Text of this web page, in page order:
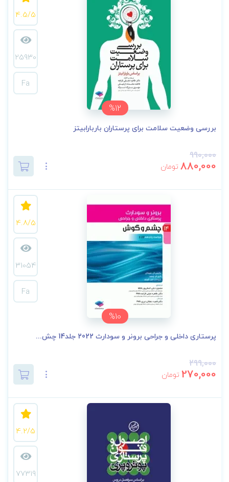
%12
4.5/5
25930
Fa
بررسی وضعیت سلامت برای پرستاران باربارابیتز
990,000
880,000 تومان
%10
4.8/5
31054
Fa
پرستاری داخلی و جراحی برونر و سودارث 2022 جلد14 چش...
299,000
270,000 تومان
4.2/5
77319